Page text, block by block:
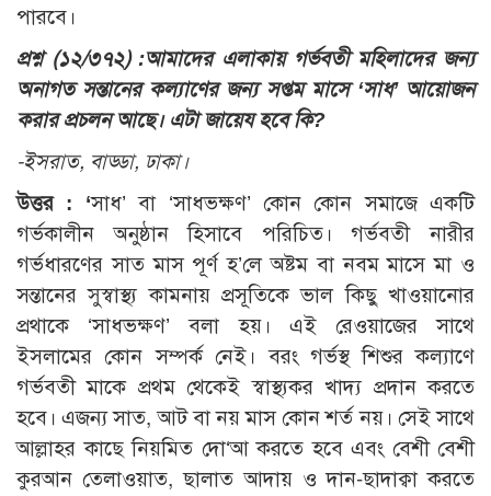
পারবে।
প্রশ্ন (১২/৩৭২) :আমাদের এলাকায় গর্ভবতী মহিলাদের জন্য
অনাগত সন্তানের কল্যাণের জন্য সপ্তম মাসে ‘সাধ’ আয়োজন
করার প্রচলন আছে। এটা জায়েয হবে কি?
-ইসরাত, বাড্ডা, ঢাকা।
উত্তর : ‘সাধ’ বা ‘সাধভক্ষণ’ কোন কোন সমাজে একটি
গর্ভকালীন অনুষ্ঠান হিসাবে পরিচিত। গর্ভবতী নারীর
গর্ভধারণের সাত মাস পূর্ণ হ’লে অষ্টম বা নবম মাসে মা ও
সন্তানের সুস্বাস্থ্য কামনায় প্রসূতিকে ভাল কিছু খাওয়ানোর
প্রথাকে ‘সাধভক্ষণ’ বলা হয়। এই রেওয়াজের সাথে
ইসলামের কোন সম্পর্ক নেই। বরং গর্ভস্থ শিশুর কল্যাণে
গর্ভবতী মাকে প্রথম থেকেই স্বাস্থ্যকর খাদ্য প্রদান করতে
হবে। এজন্য সাত, আট বা নয় মাস কোন শর্ত নয়। সেই সাথে
আল্লাহর কাছে নিয়মিত দো‘আ করতে হবে এবং বেশী বেশী
কুরআন তেলাওয়াত, ছালাত আদায় ও দান-ছাদাক্বা করতে